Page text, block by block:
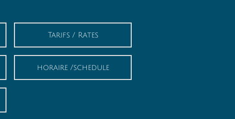
Tarifs / Rates
horaire /schedule